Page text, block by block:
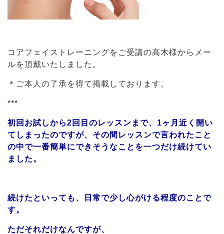
コアフェイストレーニングをご受講の高木様からメー
ルを頂戴いたしました。
＊ご本人の了承を得て掲載しております。
***
初回お試しから2回目のレッスンまで、1ヶ月近く開い
てしまったのですが、その間レッスンで言われたこと
の中で一番簡単にできそうなことを一つだけ続けてい
ました。
続けたといっても、日常で少し心がける程度のことで
す。
ただそれだけなんですが、